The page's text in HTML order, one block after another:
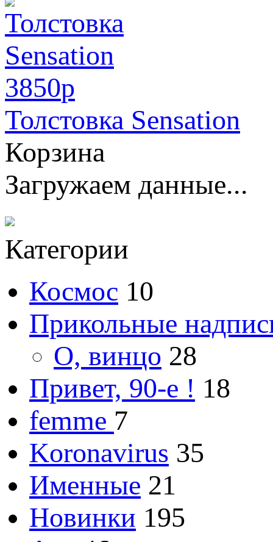
3850p
Толстовка Sensation
Корзина
Загружаем данные...
Категории
Космос 10
Прикольные
О, винцо 28
Привет, 90-е ! 18
femme 7
Koronavirus 35
Именные 21
Новинки 195